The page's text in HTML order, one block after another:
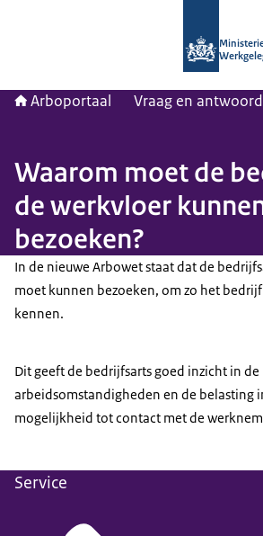
Arboportaal Vraag en antwoord
Waarom moet de
de werkvloer
bezoeken?
In de nieuwe Arbowet staat dat de
moet kunnen bezoeken, om zo het
kennen.
Dit geeft de bedrijfsarts goed inzicht in de
arbeidsomstandigheden en de belasting
mogelijkheid tot contact met de
Service